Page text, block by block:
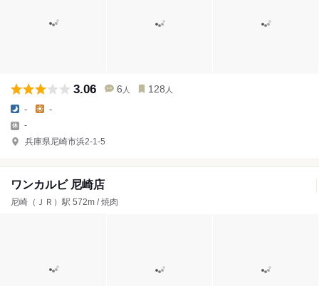
3.06 6 人 128 人
- -
-
兵庫県尼崎市浜2-1-5
ワンカルビ 尼崎店
尼崎（ＪＲ）駅 572m / 焼肉